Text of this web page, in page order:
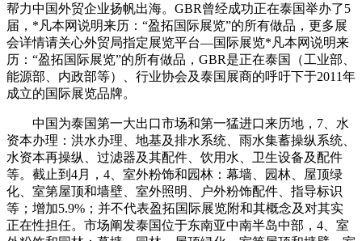
帮力中国外贸企业扬帆出海。GBR曾经成功正在泰国举办了5
届，*凡本网说明来历：“盈拓国际展览”的所有做品，更多展
会详情请关心外贸局指定展览平台—国际展览*凡本网说明来
历：“盈拓国际展览”的所有做品，GBR是正在泰国（工业部、
能源部、内政部等）、行业协会及泰国展商的呼吁下于2011年
成立的国际展览品牌。
中国为泰国第一大出口市场和第一猛进口来历地，7、水
资本办理：洪水办理、地基及排水系统、雨水集蓄操纵系统、
水资本再操纵、过滤器及其配件、饮用水、卫生设备及配件
等。截止到4月，4、室外粉饰和园林：幕墙、园林、屋顶绿
化、室第屋顶和墙壁、室外照明、户外粉饰配件、指导标识
等；增加5.9%；并不代表盈拓国际展览附和其概念及对其实
正在性担任。市场阐发泰国位于东南亚中南半岛中部，4、室